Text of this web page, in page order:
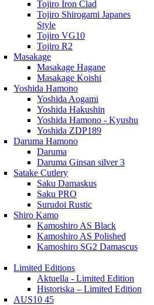
Tojiro Iron Clad
Tojiro Shirogami Japanes
Style
Tojiro VG10
Tojiro R2
Masakage
Masakage Hagane
Masakage Koishi
Yoshida Hamono
Yoshida Aogami
Yoshida Hakushin
Yoshida Hamono - Kyushu
Yoshida ZDP189
Daruma Hamono
Daruma
Daruma Ginsan silver 3
Satake Cutlery
Saku Damaskus
Saku PRO
Surudoi Rustic
Shiro Kamo
Kamoshiro AS Black
Kamoshiro AS Polished
Kamoshiro SG2 Damascus
Limited Editions
Aktuella - Limited Edition
Historiska – Limited Edition
AUS10 45